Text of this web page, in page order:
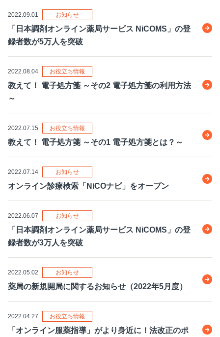
2022.09.01 お知らせ
「日本調剤オンライン薬局サービス NiCOMS」の登
録者数が5万人を突破
2022.08.04 お役立ち情報
教えて！ 電子処方箋 ～その2 電子処方箋の利用方法
～
2022.07.15 お役立ち情報
教えて！ 電子処方箋 ～その1 電子処方箋とは？～
2022.07.14 お知らせ
オンライン診療検索「NiCOナビ」をオープン
2022.06.07 お知らせ
「日本調剤オンライン薬局サービス NiCOMS」の登
録者数が3万人を突破
2022.05.02 お知らせ
薬局の新規開局に関するお知らせ（2022年5月度）
2022.04.27 お役立ち情報
「オンライン服薬指導」がより身近に！法改正のポ